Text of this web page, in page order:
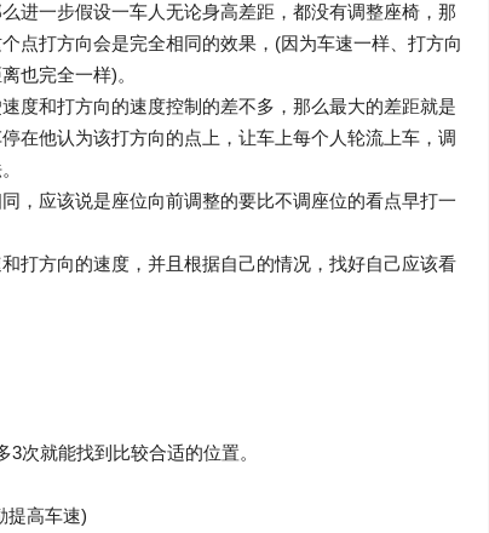
进一步假设一车人无论身高差距，都没有调整座椅，那
点打方向会是完全相同的效果，(因为车速一样、打方向
也完全一样)。
度和打方向的速度控制的差不多，那么最大的差距就是
在他认为该打方向的点上，让车上每个人轮流上车，调
，应该说是座位向前调整的要比不调座位的看点早打一
打方向的速度，并且根据自己的情况，找好自己应该看
次就能找到比较合适的位置。
提高车速)